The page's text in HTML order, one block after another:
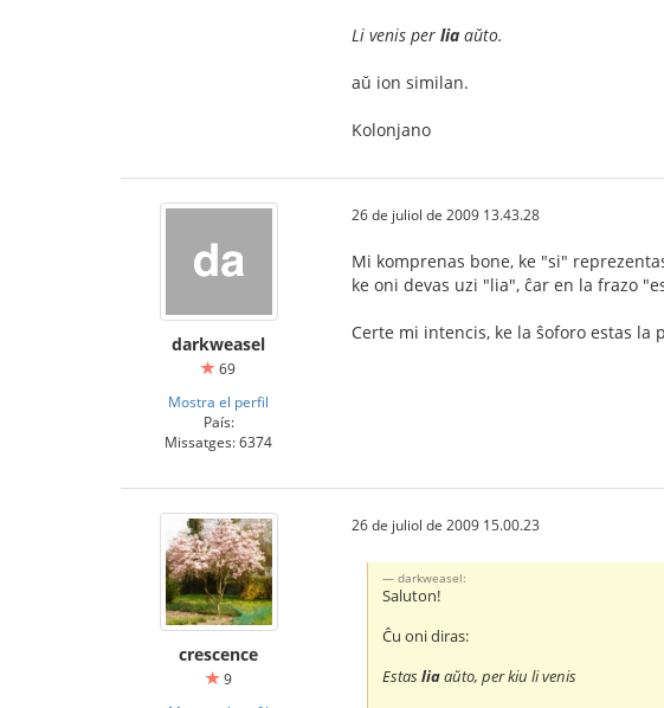
Li venis per lia aŭto.
aŭ ion similan.
Kolonjano
darkweasel
69
Mostra el perfil
País:
Missatges: 6374
26 de juliol de 2009 13.43.28
Mi komprenas bone, ke "si"
ke oni devas uzi "lia", ĉar en la frazo
Certe mi intencis, ke la ŝoforo estas
crescence
9
26 de juliol de 2009 15.00.23
darkweasel:
Saluton!
Ĉu oni diras:
Estasliaaŭto, per kiu li venis